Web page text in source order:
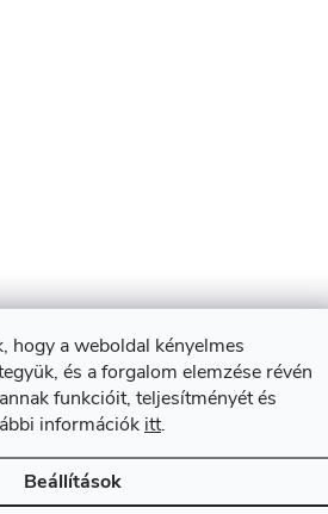
hogy a weboldal kényelmes
és a forgalom elemzése révén
funkcióit, teljesítményét és
információk itt.
Beállítások